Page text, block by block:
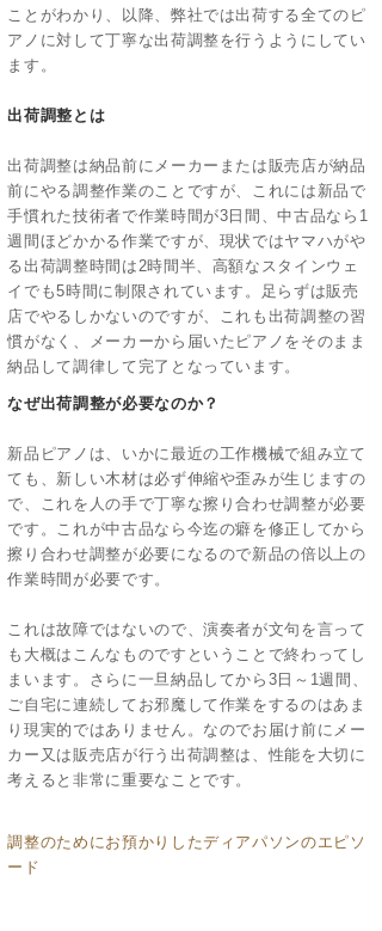
ことがわかり、以降、弊社では出荷する全てのピ
アノに対して丁寧な出荷調整を行うようにしてい
ます。
出荷調整とは
出荷調整は納品前にメーカーまたは販売店が納品
前にやる調整作業のことですが、これには新品で
手慣れた技術者で作業時間が3日間、中古品なら1
週間ほどかかる作業ですが、現状ではヤマハがや
る出荷調整時間は2時間半、高額なスタインウェ
イでも5時間に制限されています。足らずは販売
店でやるしかないのですが、これも出荷調整の習
慣がなく、メーカーから届いたピアノをそのまま
納品して調律して完了となっています。
なぜ出荷調整が必要なのか？
新品ピアノは、いかに最近の工作機械で組み立て
ても、新しい木材は必ず伸縮や歪みが生じますの
で、これを人の手で丁寧な擦り合わせ調整が必要
です。これが中古品なら今迄の癖を修正してから
擦り合わせ調整が必要になるので新品の倍以上の
作業時間が必要です。
これは故障ではないので、演奏者が文句を言って
も大概はこんなものですということで終わってし
まいます。さらに一旦納品してから3日～1週間、
ご自宅に連続してお邪魔して作業をするのはあま
り現実的ではありません。なのでお届け前にメー
カー又は販売店が行う出荷調整は、性能を大切に
考えると非常に重要なことです。
調整のためにお預かりしたディアパソンのエピソ
ード